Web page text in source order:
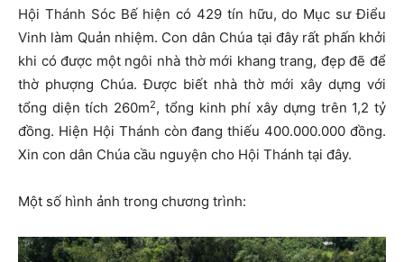
Hội Thánh Sóc Bế hiện có 429 tín hữu, do Mục sư Điểu
Vinh làm Quản nhiệm. Con dân Chúa tại đây rất phấn khởi
khi có được một ngôi nhà thờ mới khang trang, đẹp đẽ để
thờ phượng Chúa. Được biết nhà thờ mới xây dựng với
tổng diện tích 260m2, tổng kinh phí xây dựng trên 1,2 tỷ
đồng. Hiện Hội Thánh còn đang thiếu 400.000.000 đồng.
Xin con dân Chúa cầu nguyện cho Hội Thánh tại đây.
Một số hình ảnh trong chương trình: